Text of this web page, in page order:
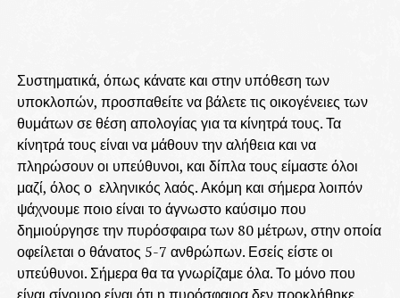
Συστηματικά, όπως κάνατε και στην υπόθεση των
υποκλοπών, προσπαθείτε να βάλετε τις οικογένειες των
θυμάτων σε θέση απολογίας για τα κίνητρά τους. Τα
κίνητρά τους είναι να μάθουν την αλήθεια και να
πληρώσουν οι υπεύθυνοι, και δίπλα τους είμαστε όλοι
μαζί, όλος ο ελληνικός λαός. Ακόμη και σήμερα λοιπόν
ψάχνουμε ποιο είναι το άγνωστο καύσιμο που
δημιούργησε την πυρόσφαιρα των 80 μέτρων, στην οποία
οφείλεται ο θάνατος 5-7 ανθρώπων. Εσείς είστε οι
υπεύθυνοι. Σήμερα θα τα γνωρίζαμε όλα. Το μόνο που